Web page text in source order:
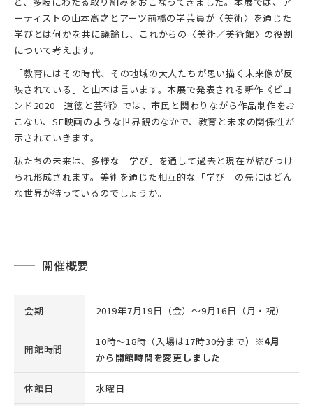
ーティストの山本高之とアーツ前橋の学芸員が〈美術〉を通じた
学びとは何かを共に議論し、これからの〈美術／美術館〉の役割
について考えます。
「教育にはその時代、その地域の大人たちが思い描く未来像が反
映されている」と山本は言います。本展で発表される新作《ビヨ
ンド2020 道徳と芸術》では、市民と関わりながら作品制作をお
こない、SF映画のような世界観のなかで、教育と未来の関係性が
示されていきます。
私たちの未来は、多様な「学び」を通して過去と現在が結びつけ
られ形成されます。美術を通じた相互的な「学び」の先にはどん
な世界が待っているのでしょうか。
開催概要
会期 2019年7月19日（金）～9月16日（月・祝）
開館時間
10時～18時（入場は17時30分まで）
※4月
から開館時間を変更しました
休館日 水曜日